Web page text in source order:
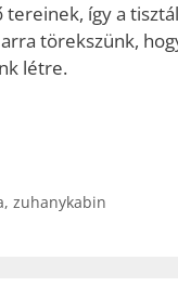
tereinek, így a
törekszünk,
létre.
, zuhanykabin